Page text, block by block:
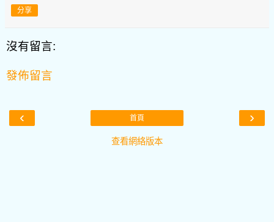
分享
沒有留言:
發佈留言
‹ ›
首頁
查看網絡版本